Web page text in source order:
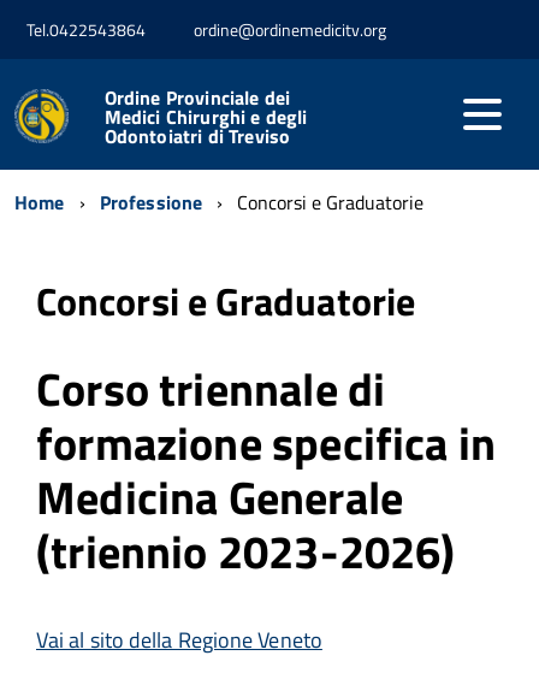
Tel.0422543864 ordine@ordinemedicitv.org
Ordine Provinciale dei
Medici Chirurghi e degli
Odontoiatri di Treviso
Home Professione Concorsi e Graduatorie
Concorsi e Graduatorie
Corso triennale di
formazione specifica in
Medicina Generale
(triennio 2023-2026)
Vai al sito della Regione Veneto